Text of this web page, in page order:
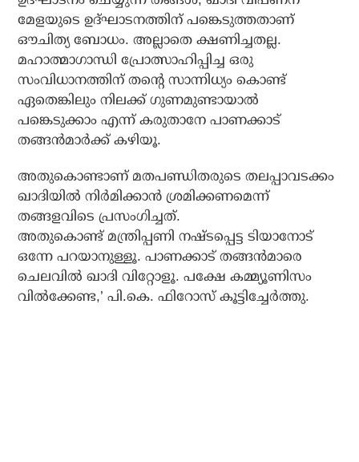
മേളയുടെ ഉദ്ഘാടനത്തിന് പങ്കെടുത്തതാണ്
ഔചിത്യ ബോധം. അല്ലാതെ ക്ഷണിച്ചതല്ല.
മഹാത്മാഗാന്ധി പ്രോത്സാഹിപ്പിച്ച ഒരു
സംവിധാനത്തിന് തന്റെ സാന്നിധ്യം കൊണ്ട്
ഏതെങ്കിലും നിലക്ക് ഗുണമുണ്ടായാല്‍
പങ്കെടുക്കാം എന്ന് കരുതാനേ പാണക്കാട്
തങ്ങന്‍മാര്‍ക്ക് കഴിയൂ.
അതുകൊണ്ടാണ് മതപണ്ഡിതരുടെ തലപ്പാവടക്കം
ഖാദിയില്‍ നിര്‍മിക്കാന്‍ ശ്രമിക്കണമെന്ന്
തങ്ങളവിടെ പ്രസംഗിച്ചത്.
അതുകൊണ്ട് മന്ത്രിപ്പണി നഷ്ടപ്പെട്ട ടിയാനോട്
ഒന്നേ പറയാനുള്ളൂ. പാണക്കാട് തങ്ങന്‍മാരെ
ചെലവില്‍ ഖാദി വിറ്റോളൂ. പക്ഷേ കമ്മ്യൂണിസം
വില്‍ക്കേണ്ട,’ പി.കെ. ഫിറോസ് കൂട്ടിച്ചേര്‍ത്തു.